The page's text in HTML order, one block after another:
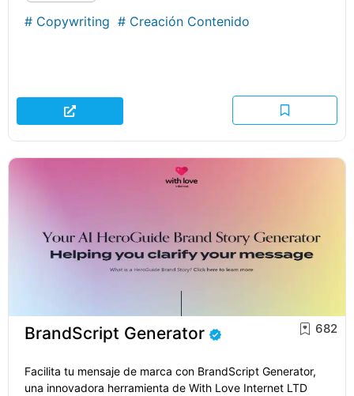
# Copywriting # Creación Contenido
BrandScript Generator 682
Facilita tu mensaje de marca con BrandScript Generator,
una innovadora herramienta de With Love Internet LTD